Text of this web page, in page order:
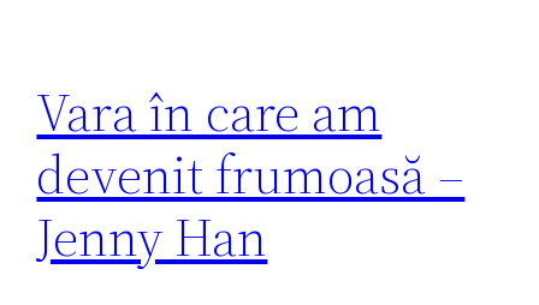
Vara în care am
devenit frumoasă –
Jenny Han